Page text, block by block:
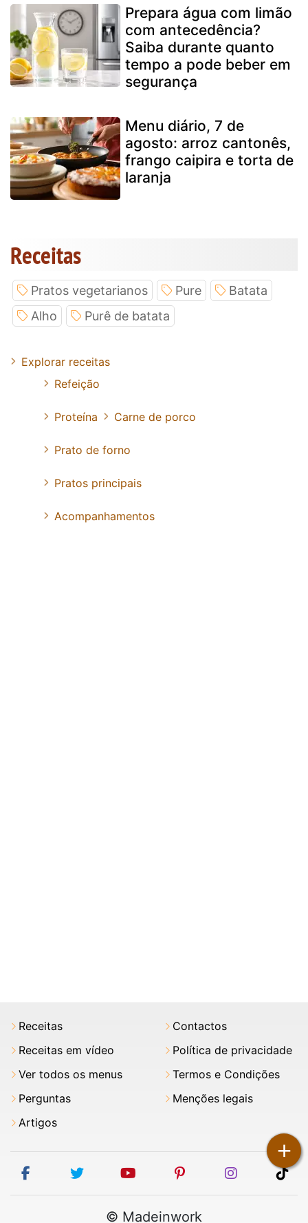
+
Prepara água com limão
com antecedência?
Saiba durante quanto
tempo a pode beber em
segurança
Menu diário, 7 de
agosto: arroz cantonês,
frango caipira e torta de
laranja
Receitas
Pratos vegetarianos Pure
Batata
Alho
Purê de batata
Explorar receitas
Refeição
Proteína Carne de porco
Prato de forno
Pratos principais
Acompanhamentos
Receitas
Receitas em vídeo
Ver todos os menus
Perguntas
Artigos
Contactos
Política de privacidade
Termos e Condições
Menções legais
facebooktwitter youtubepinterestinstagram
© Madeinwork